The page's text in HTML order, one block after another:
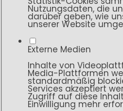
Nutzungsdaten, die
darüber geben, wie
unserer Website
Externe Medien
Inhalte von
Media-Plattformen
standardmäßig
Services akzeptiert
Zugriff auf diese
Einwilligung mehr